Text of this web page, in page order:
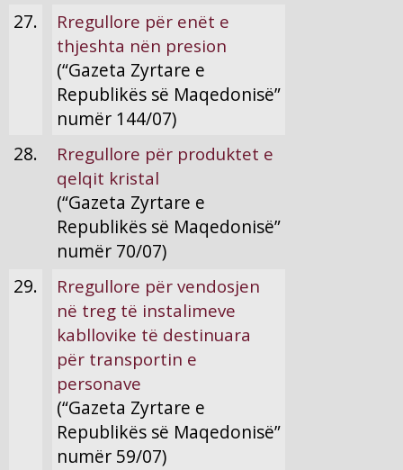
27.
Rregullore për enët e
thjeshta nën presion
(“Gazeta Zyrtare e
Republikës së Maqedonisë”
numër 144/07)
28.
Rregullore për produktet e
qelqit kristal
(“Gazeta Zyrtare e
Republikës së Maqedonisë”
numër 70/07)
29.
Rregullore për vendosjen
në treg të instalimeve
kabllovike të destinuara
për transportin e
personave
(“Gazeta Zyrtare e
Republikës së Maqedonisë”
numër 59/07)